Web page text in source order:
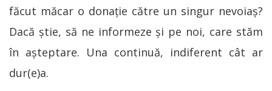
făcut măcar o donație către un singur nevoiaș?
Dacă știe, să ne informeze și pe noi, care stăm
în așteptare. Una continuă, indiferent cât ar
dur(e)a.